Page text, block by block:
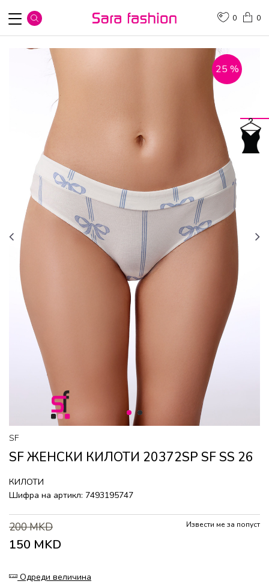
0
0
1 2
25 %
SF
SF ЖЕНСКИ КИЛОТИ 20372SP SF SS 26
КИЛОТИ
Шифра на артикл: 7493195747
200MKD
150 MKD
Извести ме за попуст
Одреди величина